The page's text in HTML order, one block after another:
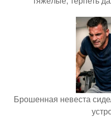
Брошенная невеста